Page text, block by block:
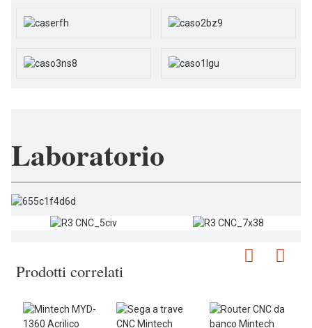
Laboratorio
Prodotti correlati